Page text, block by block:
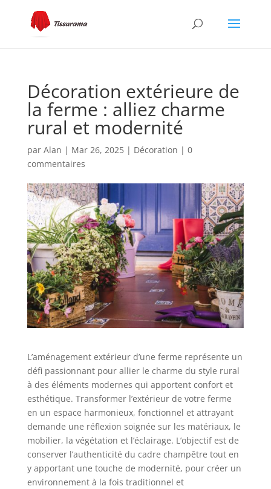
Décoration extérieure de
la ferme : alliez charme
rural et modernité
par Alan | Mar 26, 2025| Décoration | 0
commentaires
L’aménagement extérieur d’une ferme représente un
défi passionnant pour allier le charme du style rural
à des éléments modernes qui apportent confort et
esthétique. Transformer l’extérieur de votre ferme
en un espace harmonieux, fonctionnel et attrayant
demande une réflexion soignée sur les matériaux, le
mobilier, la végétation et l’éclairage. L’objectif est de
conserver l’authenticité du cadre champêtre tout en
y apportant une touche de modernité, pour créer un
environnement à la fois traditionnel et